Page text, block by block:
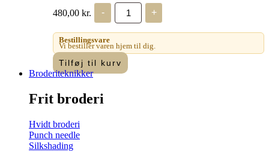
480,00 kr. -
Haandarbejdets
Fremme
-
Tusindfryd
pude
VO
antal
+
Bestillingsvare
Vi bestiller varen hjem til dig.
Tilføj til kurv
Broderiteknikker
Frit broderi
Hvidt broderi
Punch needle
Silkshading